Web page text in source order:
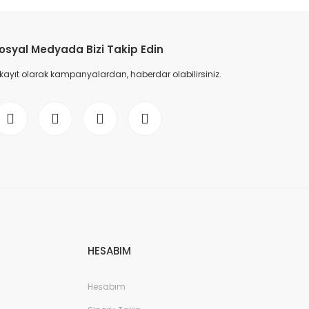
Medyada Bizi Takip Edin
olarak kampanyalardan, haberdar olabilirsiniz.
HESABIM
Hesabım